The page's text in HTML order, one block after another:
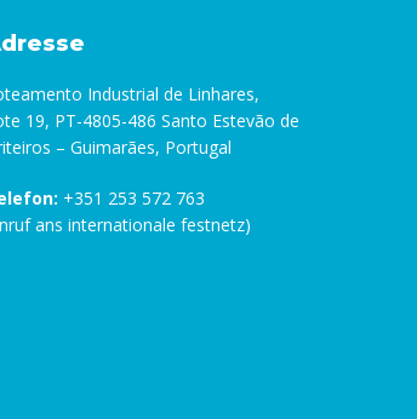
Industrial de Linhares,
19, PT-4805-486 Santo Estevão de
– Guimarães, Portugal
+351 253 572 763
ans internationale festnetz)